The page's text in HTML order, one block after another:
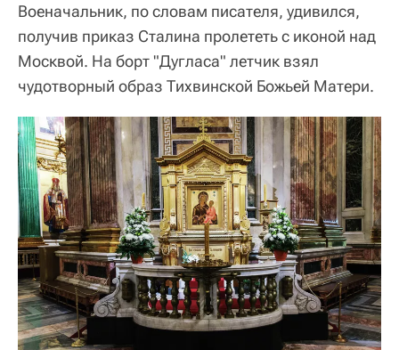
Военачальник, по словам писателя, удивился,
получив приказ Сталина пролететь с иконой над
Москвой. На борт "Дугласа" летчик взял
чудотворный образ Тихвинской Божьей Матери.